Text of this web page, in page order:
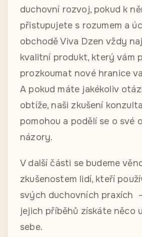
duchovní rozvoj, pokud k
přistupujete s rozumem a
obchodě Viva Dzen vždy
kvalitní produkt, který vám
prozkoumat nové hranice
A pokud máte jakékoliv
obtíže, naši zkušení
pomohou a podělí se o své
názory.
V další části se budeme
zkušenostem lidí, kteří
svých duchovních praxích
jejich příběhů získáte něco
sebe.